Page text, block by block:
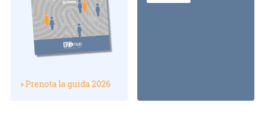
» Prenota la guida 2026